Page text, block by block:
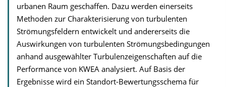
urbanen Raum geschaffen. Dazu werden einerseits
Methoden zur Charakterisierung von turbulenten
Strömungsfeldern entwickelt und andererseits die
Auswirkungen von turbulenten Strömungsbedingungen
anhand ausgewählter Turbulenzeigenschaften auf die
Performance von KWEA analysiert. Auf Basis der
Ergebnisse wird ein Standort-Bewert­ungsschema für